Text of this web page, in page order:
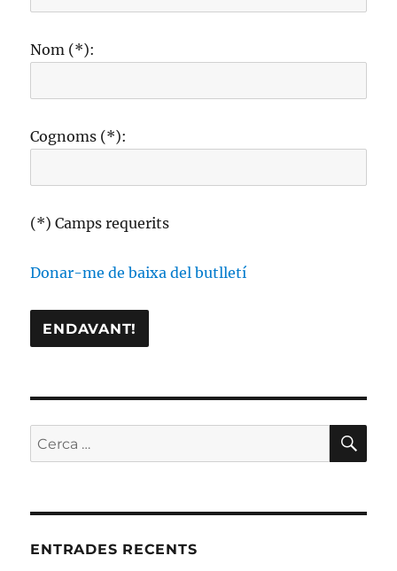
Nom (*):
Cognoms (*):
(*) Camps requerits
Donar-me de baixa del butlletí
Cerca:
ENTRADES RECENTS